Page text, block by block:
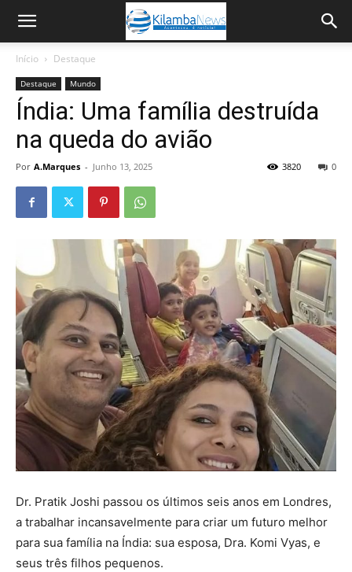
Início Destaque
Destaque Mundo
Índia: Uma família destruída
na queda do avião
Por A.Marques - Junho 13, 2025 0
3820
Dr. Pratik Joshi passou os últimos seis anos em Londres,
a trabalhar incansavelmente para criar um futuro melhor
para sua família na Índia: sua esposa, Dra. Komi Vyas, e
seus três filhos pequenos.